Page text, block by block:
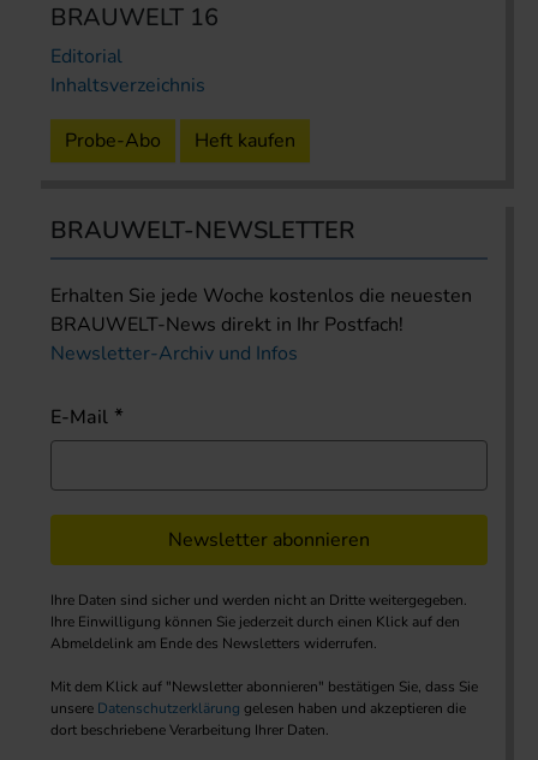
BRAUWELT 16
Editorial
Inhaltsverzeichnis
Probe-Abo Heft kaufen
BRAUWELT-NEWSLETTER
Erhalten Sie jede Woche kostenlos die neuesten
BRAUWELT-News direkt in Ihr Postfach!
Newsletter-Archiv und Infos
E-Mail
Newsletter abonnieren
Ihre Daten sind sicher und werden nicht an Dritte weitergegeben.
Ihre Einwilligung können Sie jederzeit durch einen Klick auf den
Abmeldelink am Ende des Newsletters widerrufen.
Mit dem Klick auf "Newsletter abonnieren" bestätigen Sie, dass Sie
unsere Datenschutzerklärung gelesen haben und akzeptieren die
dort beschriebene Verarbeitung Ihrer Daten.